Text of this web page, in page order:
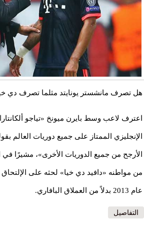
هل تصرف مانشستر يونايتد مثلما تصرف دي
اعترف لاعب وسط بايرن ميونخ «تياجو
الإنجليزي الممتاز على جميع دوريات العالم
الأرجح من جميع الدوريات الأخرى»، مشيرًا
من مواطنه «دافيد دي خيا» لحثه على الإلتحاق
عام 2013 بدلاً من العملاق البافاري.
التفاصيل